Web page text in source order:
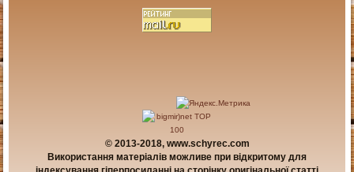
© 2013-2018, www.schyrec.com
Використання матеріалів можливе при відкритому для